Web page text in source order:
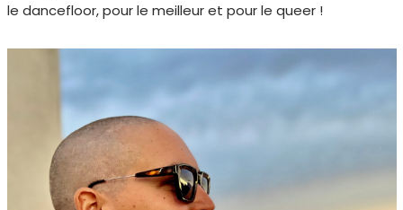
le dancefloor, pour le meilleur et pour le queer !